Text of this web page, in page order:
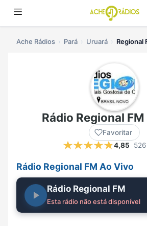
Ache Rádios Pará Uruará Regional
Rádio Regional FM
Favoritar
4,85
Rádio Regional FM Ao Vivo
Rádio Regional FM
Esta rádio não está disponível